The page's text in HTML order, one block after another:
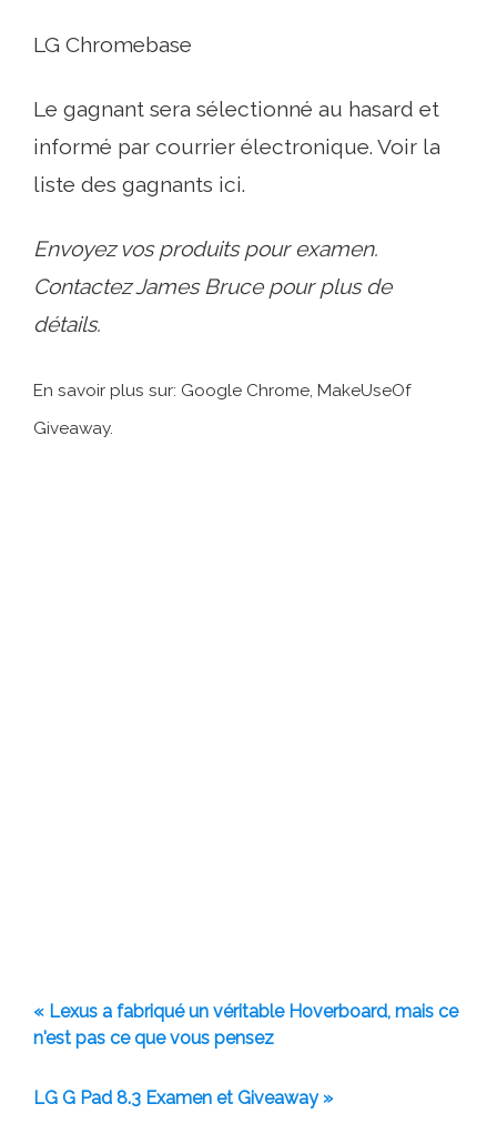
LG Chromebase
Le gagnant sera sélectionné au hasard et
informé par courrier électronique. Voir la
liste des gagnants ici.
Envoyez vos produits pour examen.
Contactez James Bruce pour plus de
détails.
En savoir plus sur: Google Chrome, MakeUseOf
Giveaway.
« Lexus a fabriqué un véritable Hoverboard, mais ce
n'est pas ce que vous pensez
LG G Pad 8.3 Examen et Giveaway »